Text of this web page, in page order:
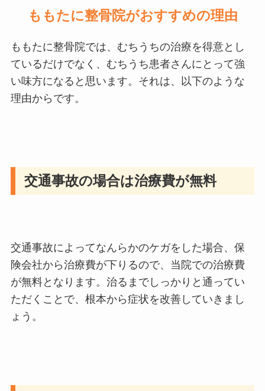
ももたに整骨院がおすすめの理由
ももたに整骨院では、むちうちの治療を得意とし
ているだけでなく、むちうち患者さんにとって強
い味方になると思います。それは、以下のような
理由からです。
交通事故の場合は治療費が無料
交通事故によってなんらかのケガをした場合、保
険会社から治療費が下りるので、当院での治療費
が無料となります。治るまでしっかりと通ってい
ただくことで、根本から症状を改善していきまし
ょう。